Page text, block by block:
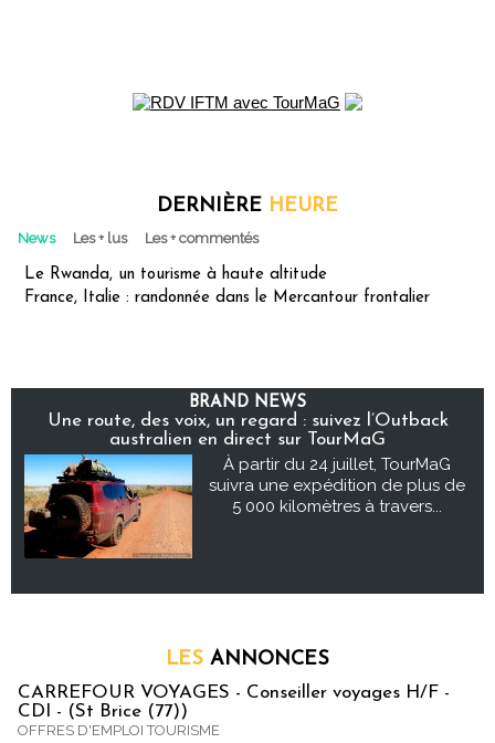
DERNIÈRE HEURE
News Les + lus Les + commentés
Le Rwanda, un tourisme à haute altitude
France, Italie : randonnée dans le Mercantour frontalier
BRAND NEWS
Une route, des voix, un regard : suivez l’Outback
australien en direct sur TourMaG
À partir du 24 juillet, TourMaG
suivra une expédition de plus de
5 000 kilomètres à travers...
LES ANNONCES
CARREFOUR VOYAGES - Conseiller voyages H/F -
CDI - (St Brice (77))
OFFRES D'EMPLOI TOURISME